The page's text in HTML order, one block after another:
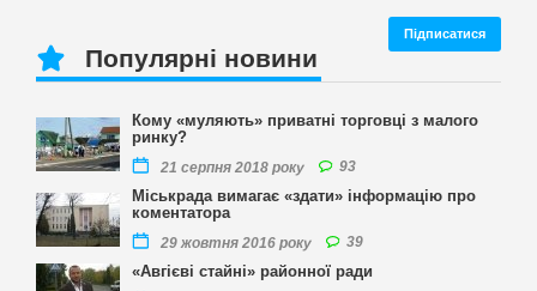
Популярні новини
Кому «муляють» приватні торговці з малого
ринку?
21 серпня 2018 року 93
Міськрада вимагає «здати» інформацію про
коментатора
29 жовтня 2016 року 39
«Авгієві стайні» районної ради